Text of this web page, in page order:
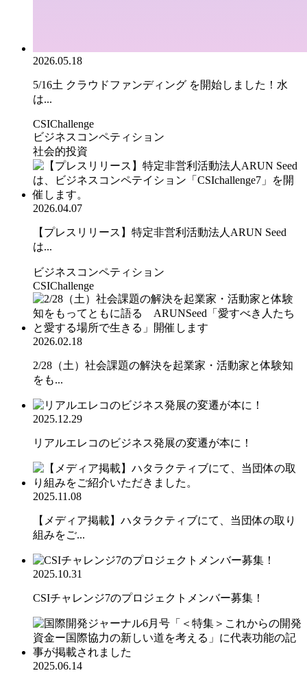
2026.05.18
5/16土 クラウドファンディング を開始しました！水
は...
CSIChallenge
ビジネスコンペティション
社会的投資
2026.04.07
【プレスリリース】特定非営利活動法人ARUN Seed
は...
ビジネスコンペティション
CSIChallenge
2026.02.18
2/28（土）社会課題の解決を起業家・活動家と体験知
をも...
2025.12.29
リアルエレコのビジネス発展の変遷が本に！
2025.11.08
【メディア掲載】ハタラクティブにて、当団体の取り
組みをご...
2025.10.31
CSIチャレンジ7のプロジェクトメンバー募集！
2025.06.14